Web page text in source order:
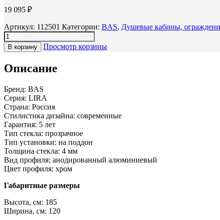
19 095 ₽
Артикул: 112501 Категории: BAS, Душевые кабины,
В корзину Просмотр корзины
Описание
Бренд: BAS
Серия: LIRA
Страна: Россия
Стилистика дизайна: современные
Гарантия: 5 лет
Тип стекла: прозрачное
Тип установки: на поддон
Толщина стекла: 4 мм
Вид профиля: анодированный алюминиевый
Цвет профиля: хром
Габаритные размеры
Высота, см: 185
Ширина, см: 120